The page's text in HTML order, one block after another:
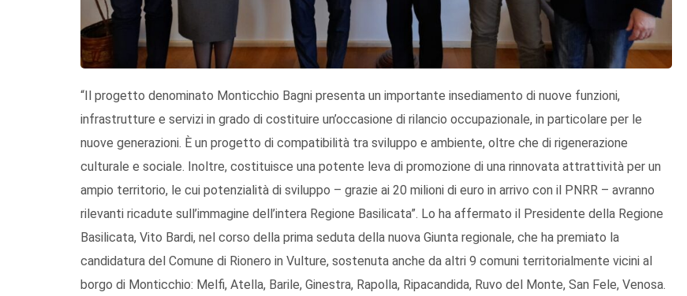
“Il progetto denominato Monticchio Bagni presenta un importante insediamento di nuove funzioni,
infrastrutture e servizi in grado di costituire un’occasione di rilancio occupazionale, in particolare per le
nuove generazioni. È un progetto di compatibilità tra sviluppo e ambiente, oltre che di rigenerazione
culturale e sociale. Inoltre, costituisce una potente leva di promozione di una rinnovata attrattività per un
ampio territorio, le cui potenzialità di sviluppo – grazie ai 20 milioni di euro in arrivo con il PNRR – avranno
rilevanti ricadute sull’immagine dell’intera Regione Basilicata”. Lo ha affermato il Presidente della Regione
Basilicata, Vito Bardi, nel corso della prima seduta della nuova Giunta regionale, che ha premiato la
candidatura del Comune di Rionero in Vulture, sostenuta anche da altri 9 comuni territorialmente vicini al
borgo di Monticchio: Melfi, Atella, Barile, Ginestra, Rapolla, Ripacandida, Ruvo del Monte, San Fele, Venosa.